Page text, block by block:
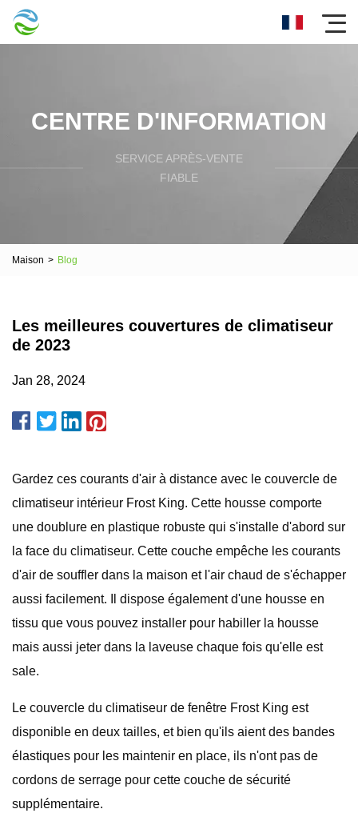
CENTRE D'INFORMATION
SERVICE APRÈS-VENTE
FIABLE
Maison > Blog
Les meilleures couvertures de climatiseur
de 2023
Jan 28, 2024
Gardez ces courants d'air à distance avec le couvercle de
climatiseur intérieur Frost King. Cette housse comporte
une doublure en plastique robuste qui s'installe d'abord sur
la face du climatiseur. Cette couche empêche les courants
d'air de souffler dans la maison et l'air chaud de s'échapper
aussi facilement. Il dispose également d'une housse en
tissu que vous pouvez installer pour habiller la housse
mais aussi jeter dans la laveuse chaque fois qu'elle est
sale.
Le couvercle du climatiseur de fenêtre Frost King est
disponible en deux tailles, et bien qu'ils aient des bandes
élastiques pour les maintenir en place, ils n'ont pas de
cordons de serrage pour cette couche de sécurité
supplémentaire.